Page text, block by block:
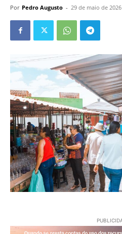
Por Pedro Augusto - 29 de maio de 2026